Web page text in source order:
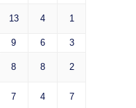
13 4 1
9 6 3
8 8 2
7 4 7